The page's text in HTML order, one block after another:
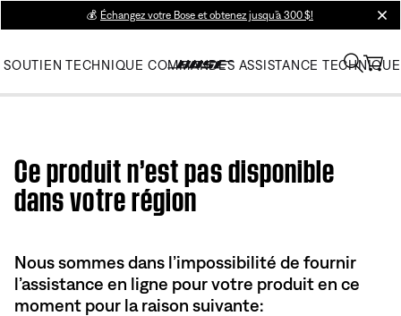
💰 Échangez votre Bose et obtenez jusqu’à 300 $!
SOUTIEN TECHNIQUE COMMANDES ASSISTANCE TECHNIQUE
Ce produit n’est pas disponible
dans votre région
Nous sommes dans l’impossibilité de fournir
l’assistance en ligne pour votre produit en ce
moment pour la raison suivante: